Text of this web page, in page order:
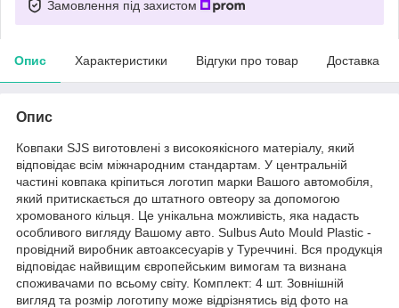
Замовлення під захистом
Опис Характеристики Відгуки про товар Доставка
Опис
Ковпаки SJS виготовлені з високоякісного матеріалу, який
відповідає всім міжнародним стандартам. У центральній
частині ковпака кріпиться логотип марки Вашого автомобіля,
який притискається до штатного овтеору за допомогою
хромованого кільця. Це унікальна можливість, яка надасть
особливого вигляду Вашому авто. Sulbus Auto Mould Plastic -
провідний виробник автоаксесуарів у Туреччині. Вся продукція
відповідає найвищим європейським вимогам та визнана
споживачами по всьому світу. Комплект: 4 шт. Зовнішній
вигляд та розмір логотипу може відрізнятись від фото на